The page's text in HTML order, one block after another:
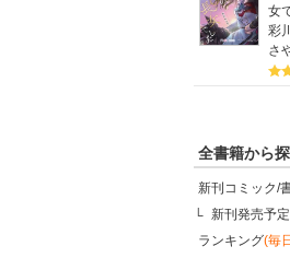
女
彩
さ
全書籍から
新刊コミック/
新刊発売予定
ランキング(毎